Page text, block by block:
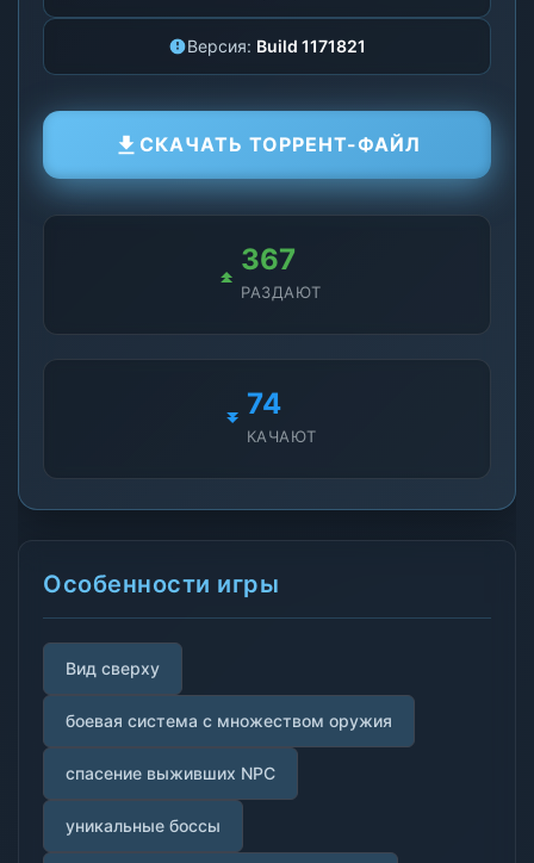
Версия: Build 1171821
СКАЧАТЬ ТОРРЕНТ-ФАЙЛ
367
РАЗДАЮТ
74
КАЧАЮТ
Особенности игры
Вид сверху
боевая система с множеством оружия
спасение выживших NPC
уникальные боссы